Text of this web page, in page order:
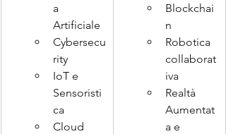
a
Artificiale
Cybersecu
rity
IoT e
Sensoristi
ca
Cloud
Blockchai
n
Robotica
collaborat
iva
Realtà
Aumentat
a e